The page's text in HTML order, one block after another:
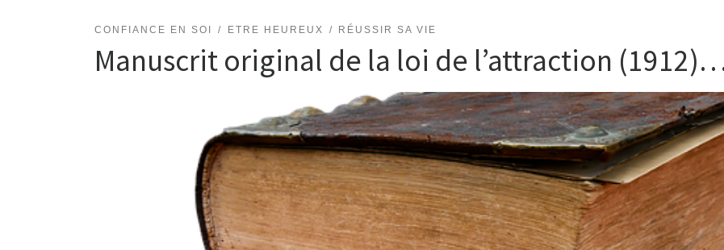
CONFIANCE EN SOI ETRE HEUREUX RÉUSSIR SA VIE
Manuscrit original de la loi de l’attraction